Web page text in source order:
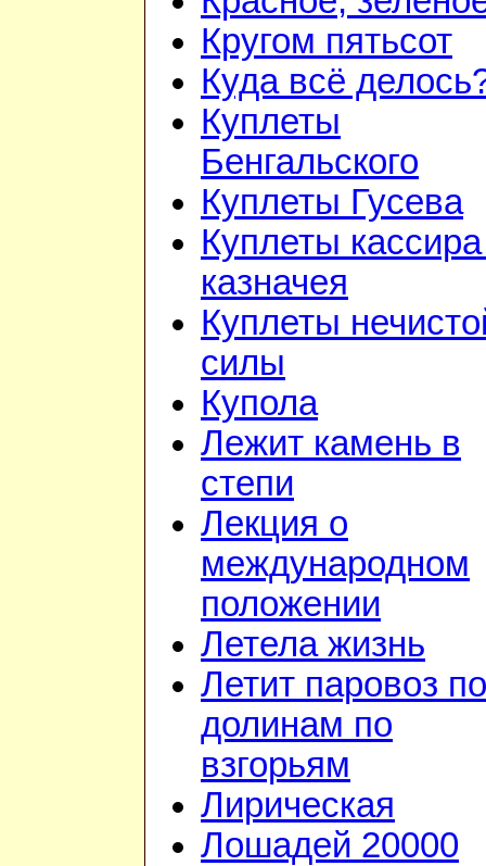
Кругом пятьсот
Куда всё
Куплеты
Бенгальского
Куплеты Гусева
Куплеты
казначея
Куплеты
силы
Купола
Лежит камень в
степи
Лекция о
международном
положении
Летела жизнь
Летит паровоз по
долинам по
взгорьям
Лирическая
Лошадей 20000